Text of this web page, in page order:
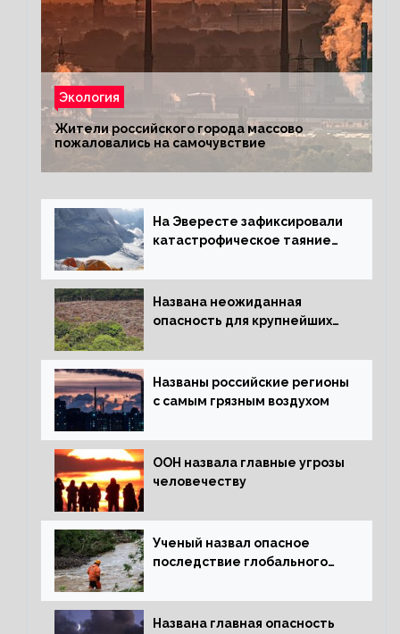
Экология
Жители российского города массово
пожаловались на самочувствие
На Эвересте зафиксировали
катастрофическое таяние
Названа неожиданная
опасность для крупнейших
Названы российские регионы
с самым грязным воздухом
ООН назвала главные угрозы
человечеству
Ученый назвал опасное
последствие глобального
Названа главная опасность